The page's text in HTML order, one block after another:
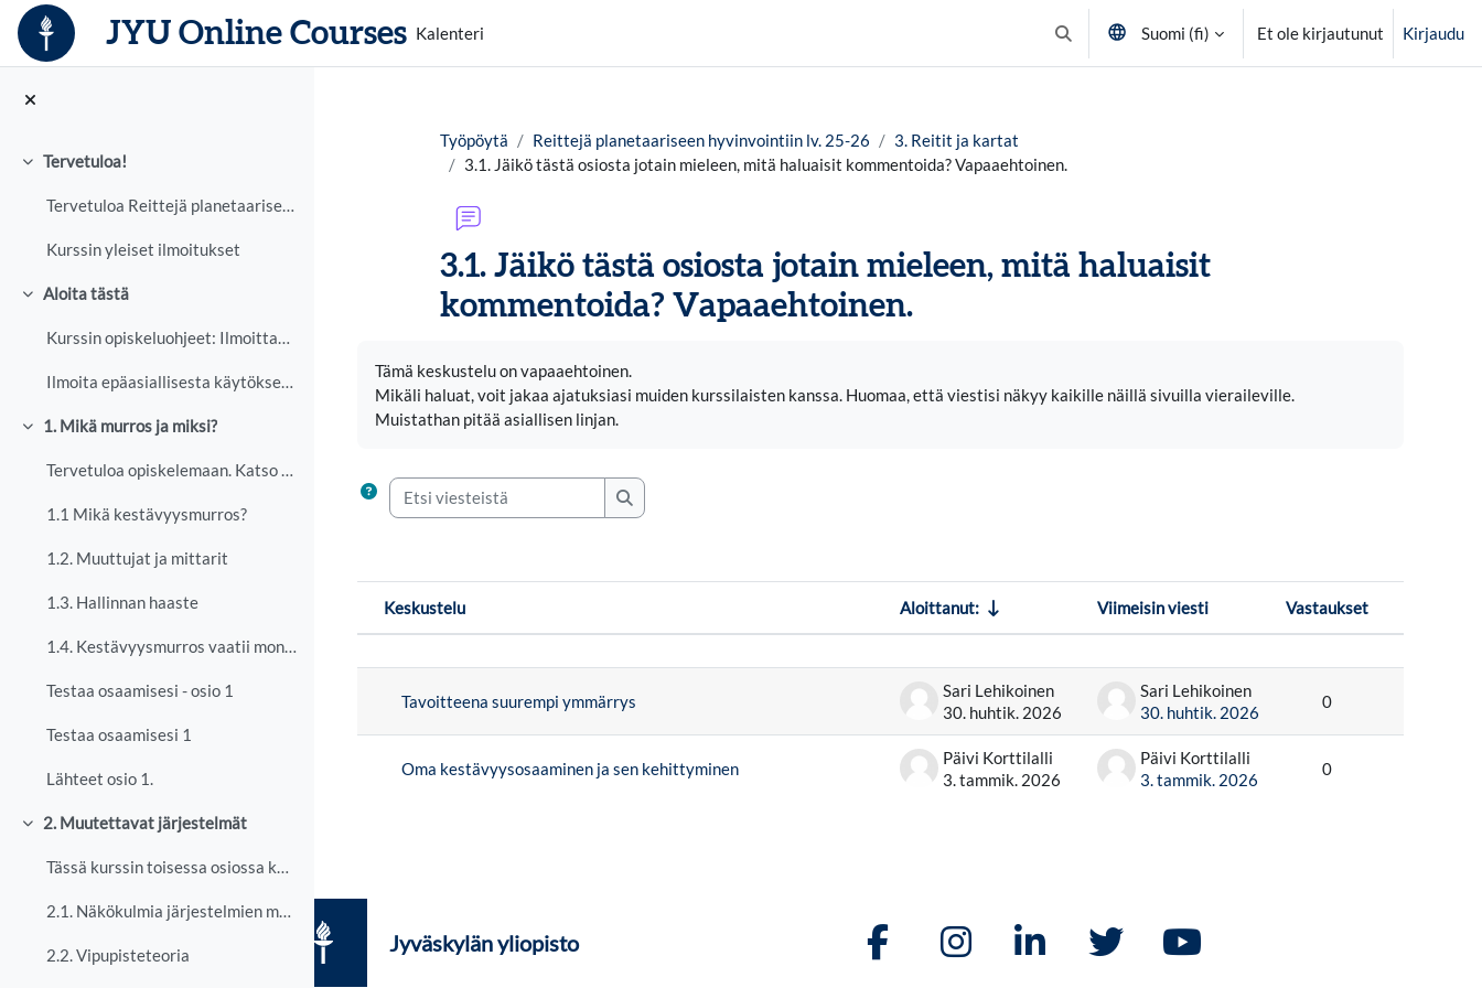
Siirry pääsisältöön
JYU Online Courses Kalenteri
Vaihda hakusyöttöä
Suomi ‎(fi)‎ Et ole kirjautunut Kirjaudu
Tiivistä
Tervetuloa!
Tervetuloa Reittejä planetaariseen hyvinvointiin -...
Kurssin yleiset ilmoitukset
Tiivistä
Aloita tästä
Kurssin opiskeluohjeet: Ilmoittaudu kurssille täst...
Ilmoita epäasiallisesta käytöksestä
Tiivistä
1. Mikä murros ja miksi?
Tervetuloa opiskelemaan. Katso alkuun lyhyt esitte...
1.1 Mikä kestävyysmurros?
1.2. Muuttujat ja mittarit
1.3. Hallinnan haaste
1.4. Kestävyysmurros vaatii moninaisuutta
Testaa osaamisesi - osio 1
Testaa osaamisesi 1
Lähteet osio 1.
Tiivistä
2. Muutettavat järjestelmät
Tässä kurssin toisessa osiossa keskitymme erityise...
2.1. Näkökulmia järjestelmien muuttumiseen
2.2. Vipupisteteoria
Työpöytä Reittejä planetaariseen hyvinvointiin lv. 25-26
3. Reitit ja kartat
3.1. Jäikö tästä osiosta jotain mieleen, mitä haluaisit kommentoida? Vapaaehtoinen.
3.1. Jäikö tästä osiosta jotain mieleen, mitä haluaisit
kommentoida? Vapaaehtoinen.
Tämä keskustelu on vapaaehtoinen.
Mikäli haluat, voit jakaa ajatuksiasi muiden kurssilaisten kanssa. Huomaa, että viestisi näkyy kaikille näillä sivuilla vieraileville.
Muistathan pitää asiallisen linjan.
Etsi viesteistä
Etsi viesteistä
Tilanne
Keskustelu Aloittanut: Viimeisin viesti
Vastaukset
Toiminnot
Tavoitteena suurempi ymmärrys
Sari Lehikoinen
30. huhtik. 2026
Sari Lehikoinen
30. huhtik. 2026
0
Oma kestävyysosaaminen ja sen kehittyminen
Päivi Korttilalli
3. tammik. 2026
Päivi Korttilalli
3. tammik. 2026
0
Jyväskylän yliopisto